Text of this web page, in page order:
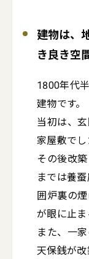
建物は、
き良き空
1800年代
建物です。
当初は、
家屋敷でし
その後改
までは養
囲炉裏の
が眼に止ま
また、一
天保銭が改